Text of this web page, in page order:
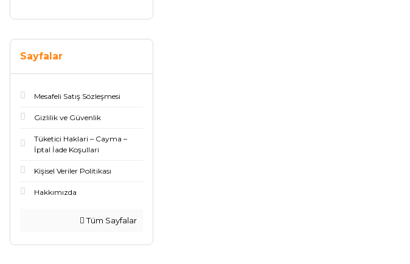
Sayfalar
Mesafeli Satış Sözleşmesi
Gizlilik ve Güvenlik
Tüketici Haklari – Cayma –
İptal İade Koşullari
Kişisel Veriler Politikası
Hakkımızda
Tüm Sayfalar